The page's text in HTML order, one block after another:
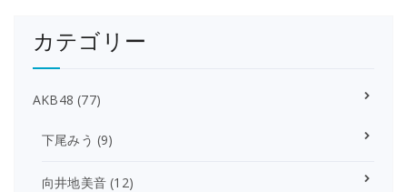
カテゴリー
AKB48 (77)
下尾みう (9)
向井地美音 (12)